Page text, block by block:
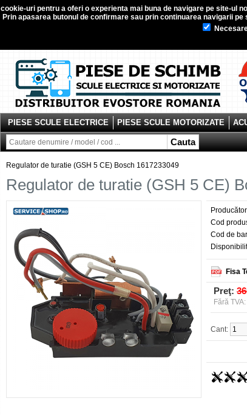
cookie-uripentru a oferi o experienta mai buna de navigare pe site-ul
Prin apasarea butonul de confirmare sau prin continuarea navigarii
Cauta
PIESE SCULE ELECTRICE PIESE SCULE MOTORIZATE
Regulator de turatie (GSH 5 CE) Bosch 1617233049
Regulator de turatie (GSH 5 CE)
Cod
Cod de
Fisa
Preţ:
Fără
Cant: